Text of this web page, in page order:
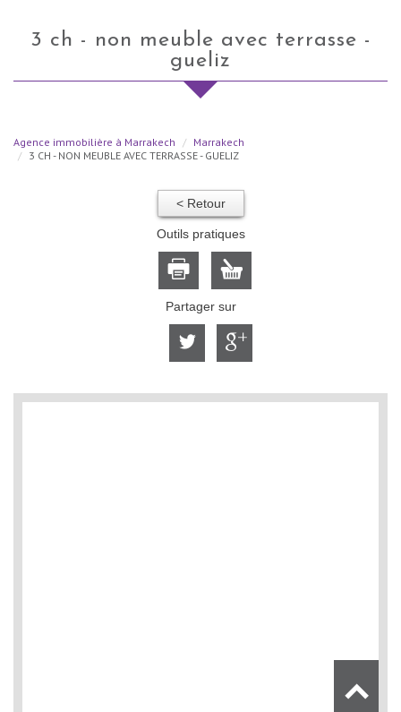
3 ch - non meuble avec terrasse -
gueliz
Agence immobilière à Marrakech
Marrakech
3 CH - NON MEUBLE AVEC TERRASSE - GUELIZ
< Retour
Outils pratiques
Partager sur